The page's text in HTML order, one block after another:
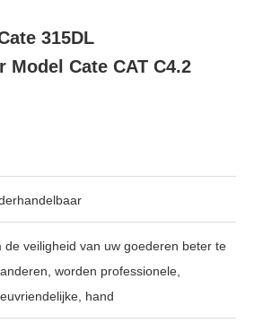
315DL
Cate CAT C4.2
de veiligheid van uw goederen beter te
worden professionele,
hand